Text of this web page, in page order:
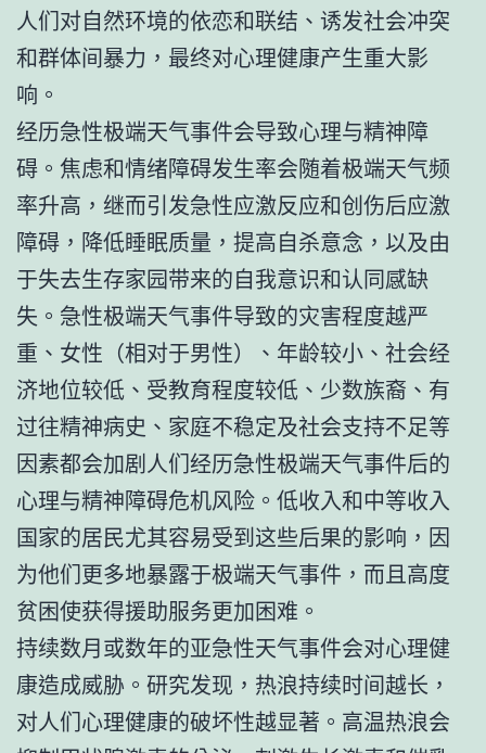
人们对自然环境的依恋和联结、诱发社会冲突
和群体间暴力，最终对心理健康产生重大影
响。
经历急性极端天气事件会导致心理与精神障
碍。焦虑和情绪障碍发生率会随着极端天气频
率升高，继而引发急性应激反应和创伤后应激
障碍，降低睡眠质量，提高自杀意念，以及由
于失去生存家园带来的自我意识和认同感缺
失。急性极端天气事件导致的灾害程度越严
重、女性（相对于男性）、年龄较小、社会经
济地位较低、受教育程度较低、少数族裔、有
过往精神病史、家庭不稳定及社会支持不足等
因素都会加剧人们经历急性极端天气事件后的
心理与精神障碍危机风险。低收入和中等收入
国家的居民尤其容易受到这些后果的影响，因
为他们更多地暴露于极端天气事件，而且高度
贫困使获得援助服务更加困难。
持续数月或数年的亚急性天气事件会对心理健
康造成威胁。研究发现，热浪持续时间越长，
对人们心理健康的破坏性越显著。高温热浪会